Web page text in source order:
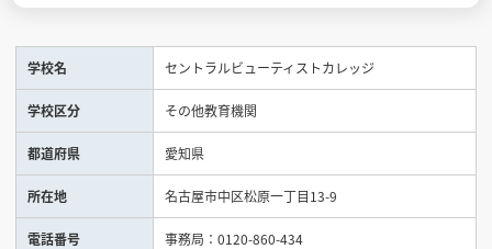
進学イベント
入試・受験入門
お役立ち情報
学校名 セントラルビューティストカレッジ
学校区分 その他教育機関
都道府県 愛知県
所在地 名古屋市中区松原一丁目13-9
電話番号 事務局：0120-860-434